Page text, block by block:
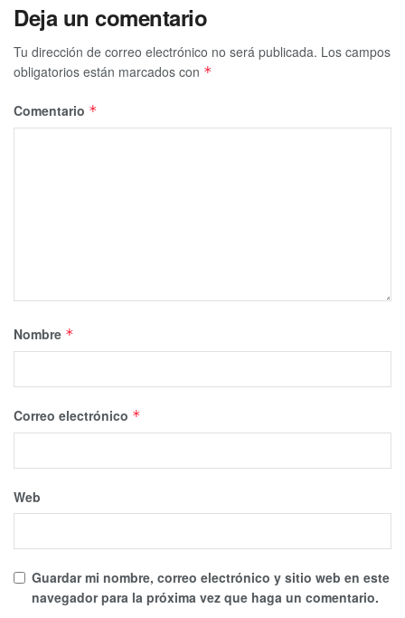
Deja un comentario
Tu dirección de correo electrónico no será publicada. Los campos
obligatorios están marcados con *
Comentario *
Nombre *
Correo electrónico *
Web
Guardar mi nombre, correo electrónico y sitio web en este
navegador para la próxima vez que haga un comentario.